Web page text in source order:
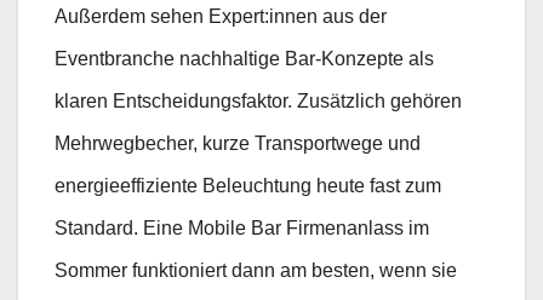
Außerdem sehen Expert:innen aus der
Eventbranche nachhaltige Bar-Konzepte als
klaren Entscheidungsfaktor. Zusätzlich gehören
Mehrwegbecher, kurze Transportwege und
energieeffiziente Beleuchtung heute fast zum
Standard. Eine Mobile Bar Firmenanlass im
Sommer funktioniert dann am besten, wenn sie